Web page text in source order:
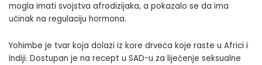
mogla imati svojstva afrodizijaka, a pokazalo se da ima
učinak na regulaciju hormona.
Yohimbe je tvar koja dolazi iz kore drveća koje raste u Africi i
Indiji. Dostupan je na recept u SAD-u za liječenje seksualne